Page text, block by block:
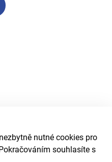
nutné cookies pro
souhlasíte s